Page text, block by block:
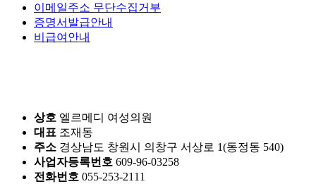
이메일주소 무단수집거부
증명서발급안내
비급여안내
상호 엘르메디 여성의원
대표 조재동
주소 경상남도 창원시 의창구 서상로 1(동정동 540)
사업자등록번호 609-96-03258
전화번호 055-253-2111